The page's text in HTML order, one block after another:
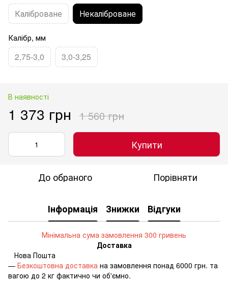
Каліброване Некаліброване
Калібр, мм
2,75-3,0 3,0-3,25
В наявності
1 373 грн 1 560 грн
Купити
До обраного Порівняти
Інформація Знижки Відгуки
Мінімальна сума замовлення 300 гривень
Доставка
Нова Пошта
— Безкоштовна доставка на замовлення понад 6000 грн. та
вагою до 2 кг фактично чи об'ємно.